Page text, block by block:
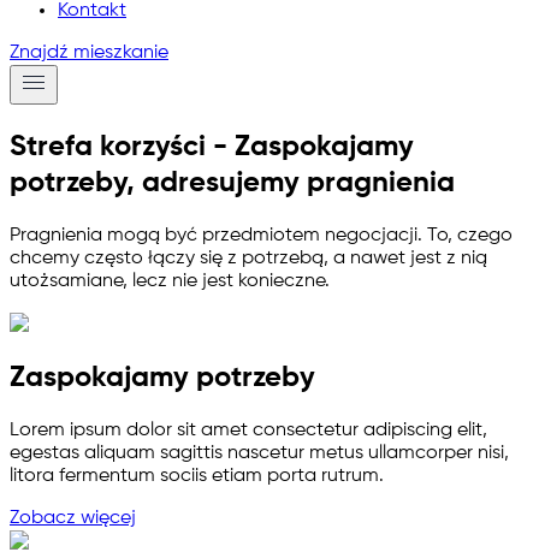
Kontakt
Znajdź mieszkanie
Strefa korzyści - Zaspokajamy
potrzeby, adresujemy pragnienia
Pragnienia mogą być przedmiotem negocjacji. To, czego
chcemy często łączy się z potrzebą, a nawet jest z nią
utożsamiane, lecz nie jest konieczne.
Zaspokajamy potrzeby
Lorem ipsum dolor sit amet consectetur adipiscing elit,
egestas aliquam sagittis nascetur metus ullamcorper nisi,
litora fermentum sociis etiam porta rutrum.
Zobacz więcej